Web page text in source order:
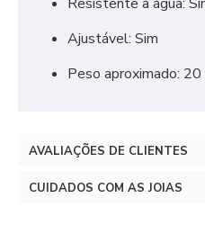
Ajustável: Sim
Peso aproximado: 20
AVALIAÇÕES DE CLIENTES
CUIDADOS COM AS JOIAS